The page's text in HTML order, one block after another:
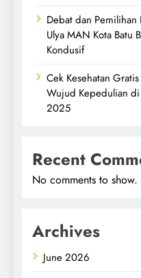
Debat dan
Ulya MAN Kota Batu
Kondusif
Cek Kesehatan
Wujud Kepedulian
2025
Recent
No comments to show.
Archives
June 2026